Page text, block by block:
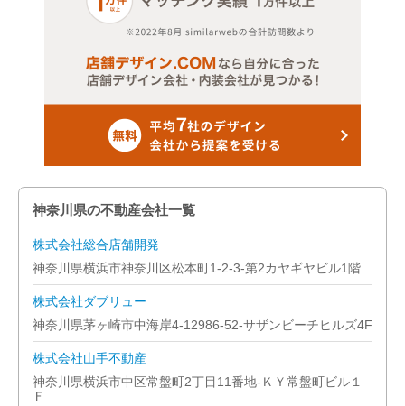
神奈川県の不動産会社一覧
株式会社総合店舗開発
神奈川県横浜市神奈川区松本町1-2-3-第2カヤギヤビル1階
株式会社ダブリュー
神奈川県茅ヶ崎市中海岸4-12986-52-サザンビーチヒルズ4F
株式会社山手不動産
神奈川県横浜市中区常盤町2丁目11番地-ＫＹ常盤町ビル１
Ｆ